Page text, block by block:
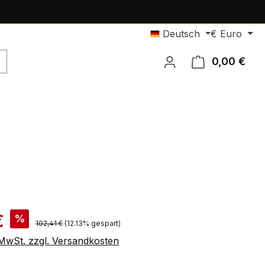
Deutsch € Euro
0,00 €
% Regulärer Preis:
102,41 € (12.13% gespart)
zzgl. Versandkosten